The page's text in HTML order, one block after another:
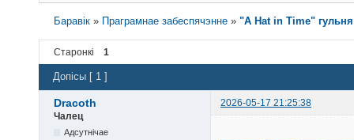
Баравік » Праграмнае забеспячэнне »"A Hat in Time"
Старонкі 1
Допісы [ 1 ]
Dracoth
2026-05-17 21:25:38
Чалец
Адсутнічае